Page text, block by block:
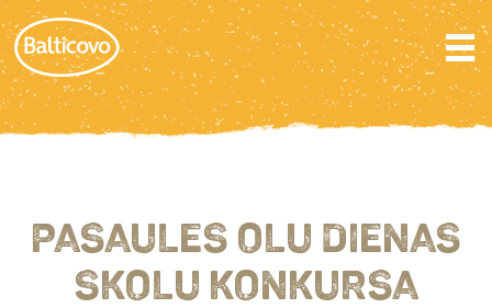
PASAULES OLU DIENAS
SKOLU KONKURSA